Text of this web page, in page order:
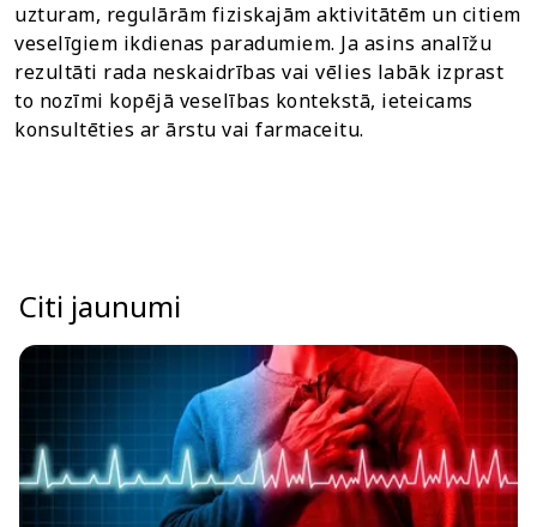
uzturam, regulārām fiziskajām aktivitātēm un citiem
veselīgiem ikdienas paradumiem. Ja asins analīžu
rezultāti rada neskaidrības vai vēlies labāk izprast
to nozīmi kopējā veselības kontekstā, ieteicams
konsultēties ar ārstu vai farmaceitu.
Citi jaunumi